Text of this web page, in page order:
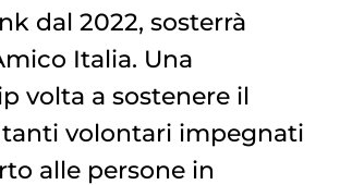
dal 2022, sosterrà
Italia. Una
volta a sostenere il
tanti volontari impegnati
alle persone in